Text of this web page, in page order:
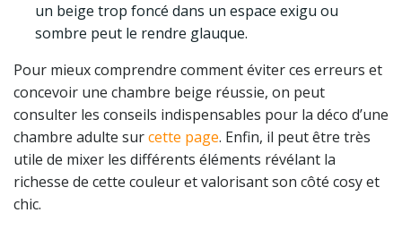
un beige trop foncé dans un espace exigu ou
sombre peut le rendre glauque.
Pour mieux comprendre comment éviter ces erreurs et
concevoir une chambre beige réussie, on peut
consulter les conseils indispensables pour la déco d’une
chambre adulte surcette page. Enfin, il peut être très
utile de mixer les différents éléments révélant la
richesse de cette couleur et valorisant son côté cosy et
chic.